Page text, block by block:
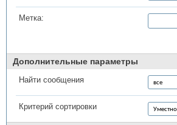
Метка:
Дополнительные параметры
Найти сообщения
Критерий сортировки